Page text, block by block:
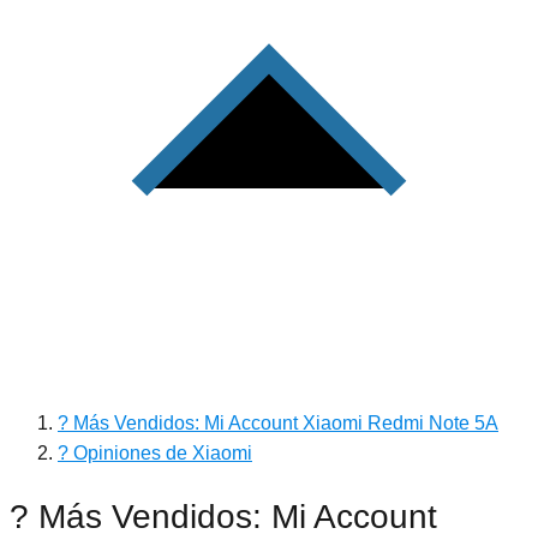
? Más Vendidos: Mi Account Xiaomi Redmi Note 5A
? Opiniones de Xiaomi
? Más Vendidos: Mi Account